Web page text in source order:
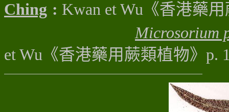
Ching : Kwan et Wu 《香港藥
Microsorium
et Wu 《香港藥用蕨類植物》p.